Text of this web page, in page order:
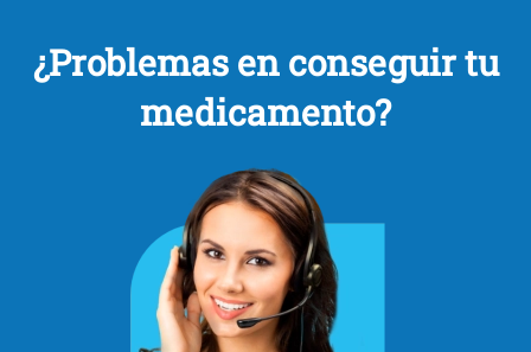
¿Problemas en conseguir tu
medicamento?